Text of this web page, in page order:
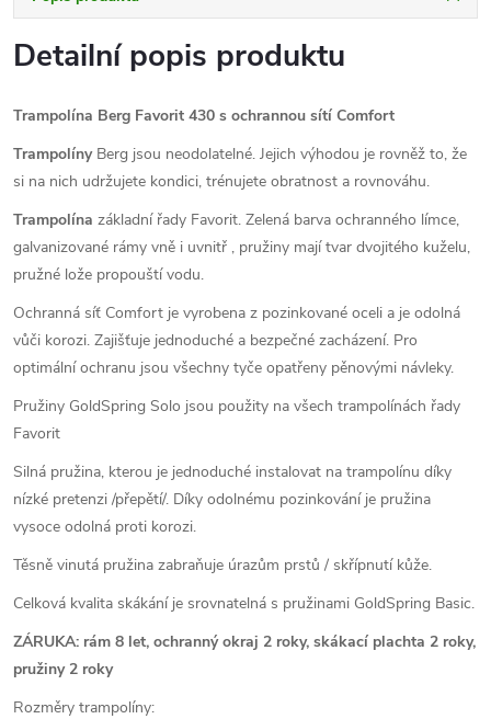
Detailní popis produktu
Trampolína Berg Favorit 430 s ochrannou sítí Comfort
TrampolínyBerg jsou neodolatelné. Jejich výhodou je rovněž to, že
si na nich udržujete kondici, trénujete obratnost a rovnováhu.
Trampolína základní řady Favorit. Zelená barva ochranného límce,
galvanizované rámy vně i uvnitř , pružiny mají tvar dvojitého kuželu,
pružné lože propouští vodu.
Ochranná síť Comfort je vyrobena z pozinkované oceli a je odolná
vůči korozi. Zajišťuje jednoduché a bezpečné zacházení. Pro
optimální ochranu jsou všechny tyče opatřeny pěnovými návleky.
Pružiny GoldSpring Solo jsou použity na všech trampolínách řady
Favorit
Silná pružina, kterou je jednoduché instalovat na trampolínu díky
nízké pretenzi /přepětí/. Díky odolnému pozinkování je pružina
vysoce odolná proti korozi.
Těsně vinutá pružina zabraňuje úrazům prstů / skřípnutí kůže.
Celková kvalita skákání je srovnatelná s pružinami GoldSpring Basic.
ZÁRUKA: rám 8 let, ochranný okraj 2 roky, skákací plachta 2 roky,
pružiny 2 roky
Rozměry trampolíny: